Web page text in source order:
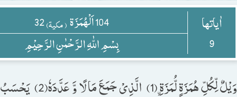
اٰياتها
9
104اَلْهُمَزَة( مکیۃ)32
بِسْمِ اللّٰهِ الرَّحْمٰنِ الرَّحِیْمِ
وَیْلٌ لِّكُلِّ هُمَزَةٍ لُّمَزَةِ ﹰ(1) الَّذِیْ جَمَعَ مَالًا وَّ عَدَّدَهٗ(2) یَحْسَبُ